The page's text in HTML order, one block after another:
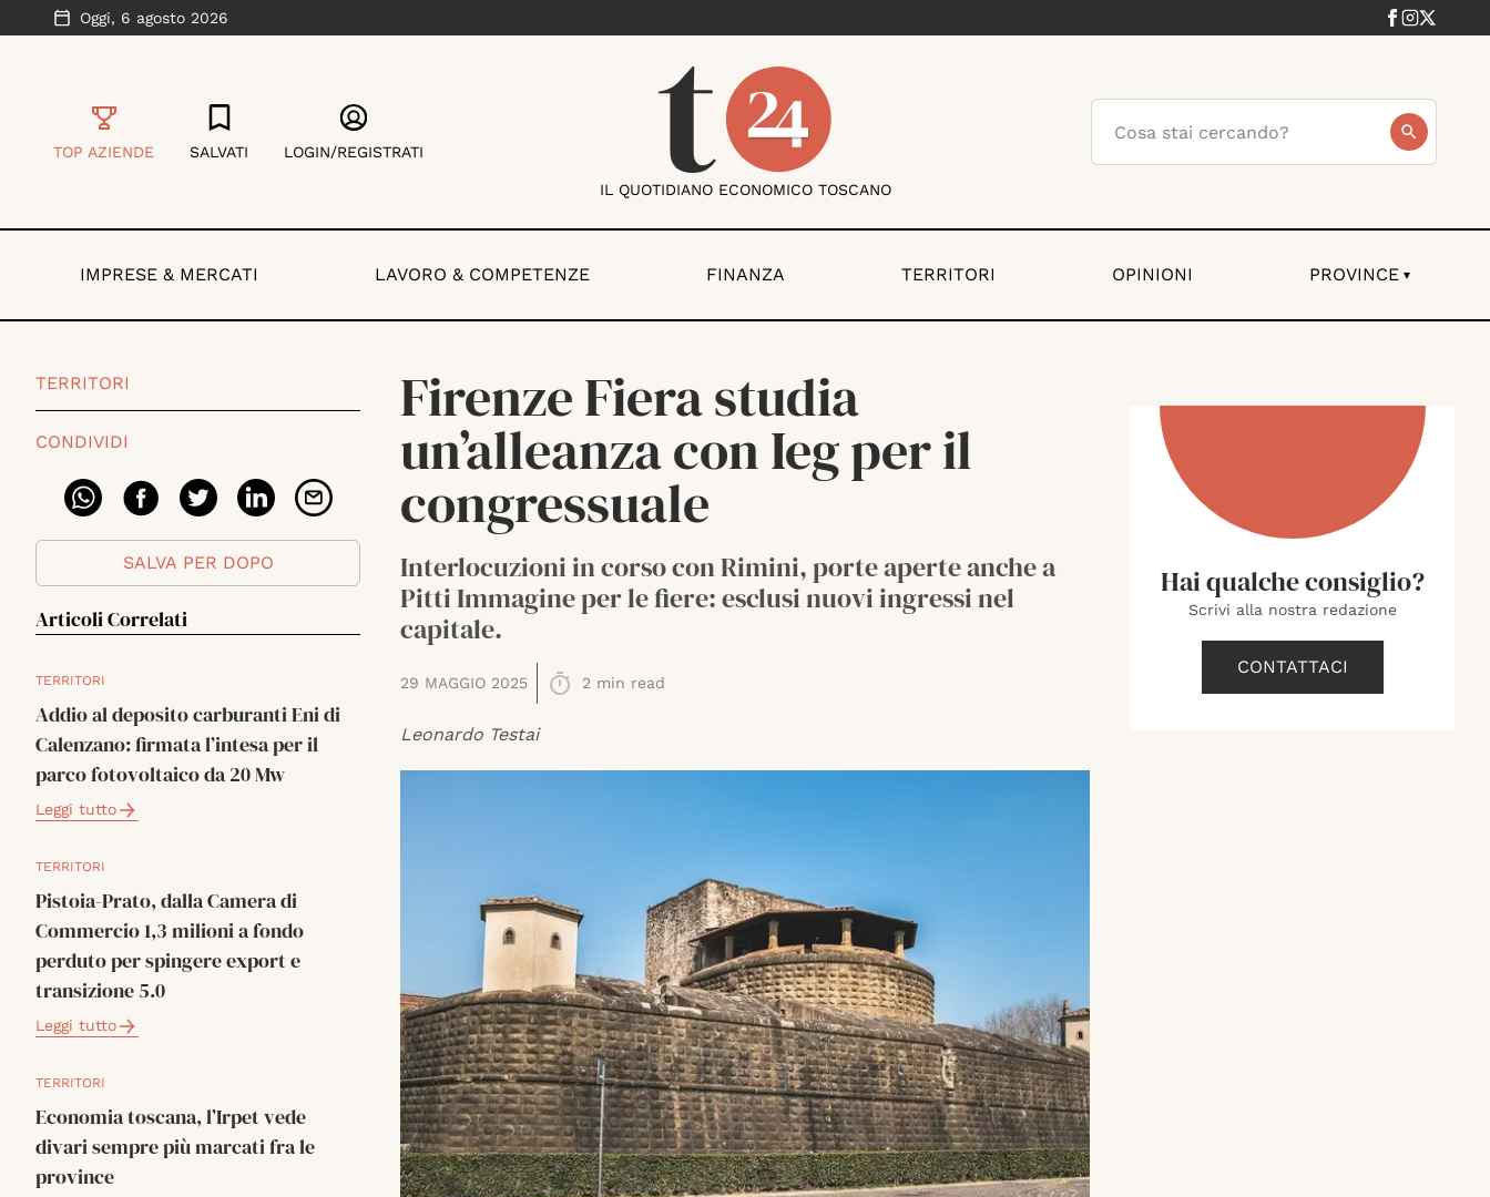
Oggi, 6 agosto 2026
TOP AZIENDE SALVATI LOGIN/REGISTRATI
IL QUOTIDIANO ECONOMICO TOSCANO
IMPRESE & MERCATI LAVORO & COMPETENZE FINANZA TERRITORI OPINIONI PROVINCE ▾
TERRITORI
CONDIVIDI
SALVA PER DOPO
Articoli Correlati
TERRITORI
Addio al deposito carburanti Eni di
Calenzano: firmata l’intesa per il
parco fotovoltaico da 20 Mw
Leggi tutto
TERRITORI
Pistoia-Prato, dalla Camera di
Commercio 1,3 milioni a fondo
perduto per spingere export e
transizione 5.0
Leggi tutto
TERRITORI
Economia toscana, l’Irpet vede
divari sempre più marcati fra le
province
Firenze Fiera studia
un’alleanza con Ieg per il
congressuale
Interlocuzioni in corso con Rimini, porte aperte anche a
Pitti Immagine per le fiere: esclusi nuovi ingressi nel
capitale.
29 MAGGIO 2025 2 min read
Leonardo Testai
Hai qualche consiglio?
Scrivi alla nostra redazione
CONTATTACI